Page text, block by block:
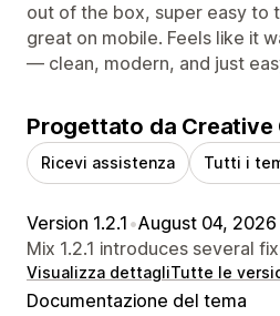
out of the box, super easy to
great on mobile. Feels like it
— clean, modern, and just
Progettato da Creative
Ricevi assistenza Tutti i
Version 1.2.1 •August 04, 2026
Mix 1.2.1 introduces several
Visualizza dettagliTutte le
Documentazione del tema